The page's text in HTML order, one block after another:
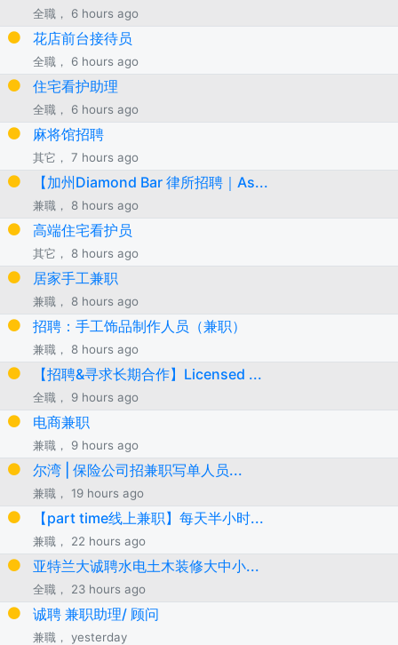
全職， 6 hours ago
花店前台接待员
全職， 6 hours ago
住宅看护助理
全職， 6 hours ago
麻将馆招聘
其它， 7 hours ago
【加州Diamond Bar 律所招聘｜As...
兼職， 8 hours ago
高端住宅看护员
其它， 8 hours ago
居家手工兼职
兼職， 8 hours ago
招聘：手工饰品制作人员（兼职）
兼職， 8 hours ago
【招聘&寻求长期合作】Licensed ...
全職， 9 hours ago
电商兼职
兼職， 9 hours ago
尔湾 | 保险公司招兼职写单人员...
兼職， 19 hours ago
【part time线上兼职】每天半小时...
兼職， 22 hours ago
亚特兰大诚聘水电土木装修大中小...
全職， 23 hours ago
诚聘 兼职助理/ 顾问
兼職， yesterday